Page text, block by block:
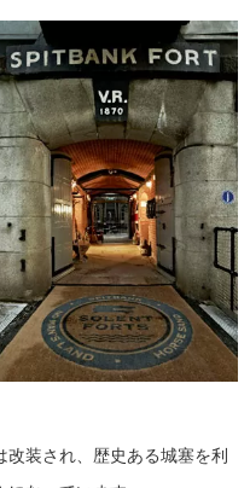
装され、歴史ある城塞を利